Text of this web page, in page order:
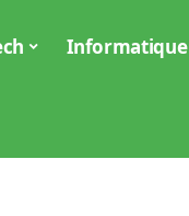
Informatique